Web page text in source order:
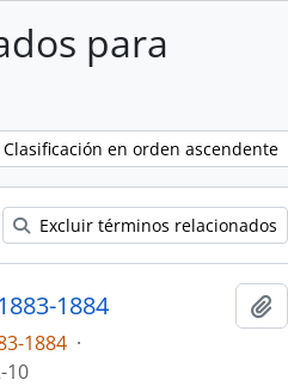
para
en orden ascendente
Excluir términos relacionados
1884
1884 ·
10